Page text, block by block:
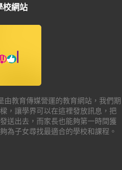
校網站
由教育傳媒營運的教育網站，我們期
，讓學界可以在這裡發放訊息，把
送出去，而家長也能夠第一時間獲
為子女尋找最適合的學校和課程。